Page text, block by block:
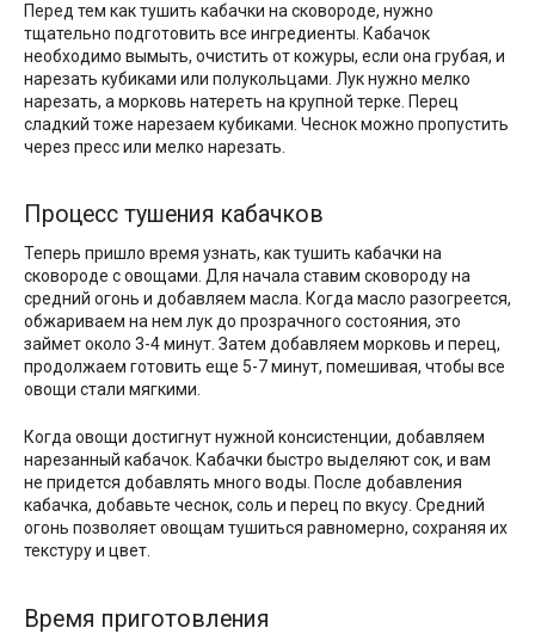
Перед тем как тушить кабачки на сковороде, нужно
тщательно подготовить все ингредиенты. Кабачок
необходимо вымыть, очистить от кожуры, если она грубая, и
нарезать кубиками или полукольцами. Лук нужно мелко
нарезать, а морковь натереть на крупной терке. Перец
сладкий тоже нарезаем кубиками. Чеснок можно пропустить
через пресс или мелко нарезать.
Процесс тушения кабачков
Теперь пришло время узнать, как тушить кабачки на
сковороде с овощами. Для начала ставим сковороду на
средний огонь и добавляем масла. Когда масло разогреется,
обжариваем на нем лук до прозрачного состояния, это
займет около 3-4 минут. Затем добавляем морковь и перец,
продолжаем готовить еще 5-7 минут, помешивая, чтобы все
овощи стали мягкими.
Когда овощи достигнут нужной консистенции, добавляем
нарезанный кабачок. Кабачки быстро выделяют сок, и вам
не придется добавлять много воды. После добавления
кабачка, добавьте чеснок, соль и перец по вкусу. Средний
огонь позволяет овощам тушиться равномерно, сохраняя их
текстуру и цвет.
Время приготовления